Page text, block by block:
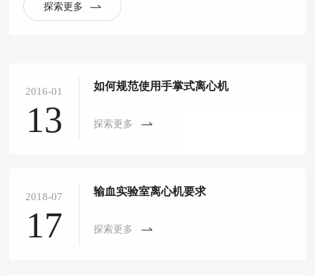
探索更多
2016-01
13
如何规范使用手掌式离心机
探索更多
2018-07
17
输血实验室离心机要求
探索更多